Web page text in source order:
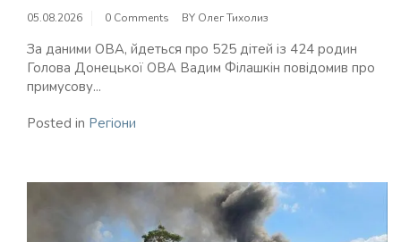
05.08.2026 0 Comments BY Олег Тихолиз
За даними ОВА, йдеться про 525 дітей із 424 родин
Голова Донецької ОВА Вадим Філашкін повідомив про
примусову...
Posted in Регіони